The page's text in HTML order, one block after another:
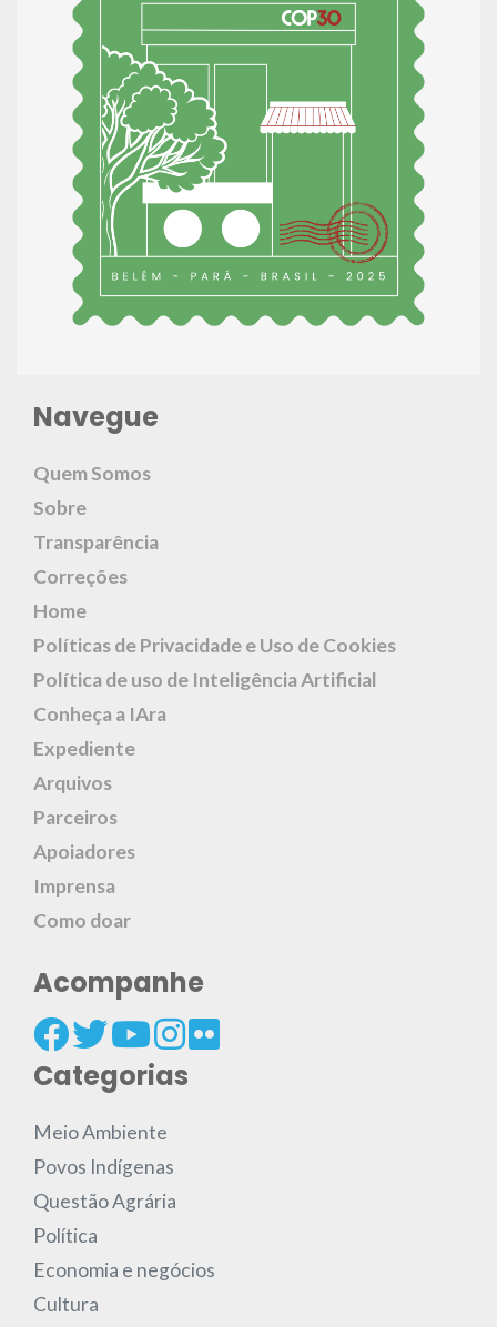
Navegue
Quem Somos
Sobre
Transparência
Correções
Home
Políticas de Privacidade e Uso de Cookies
Política de uso de Inteligência Artificial
Conheça a IAra
Expediente
Arquivos
Parceiros
Apoiadores
Imprensa
Como doar
Acompanhe
Categorias
Meio Ambiente
Povos Indígenas
Questão Agrária
Política
Economia e negócios
Cultura